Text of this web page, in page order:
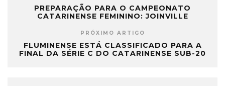
PREPARAÇÃO PARA O CAMPEONATO
CATARINENSE FEMININO: JOINVILLE
PRÓXIMO ARTIGO
FLUMINENSE ESTÁ CLASSIFICADO PARA A
FINAL DA SÉRIE C DO CATARINENSE SUB-20